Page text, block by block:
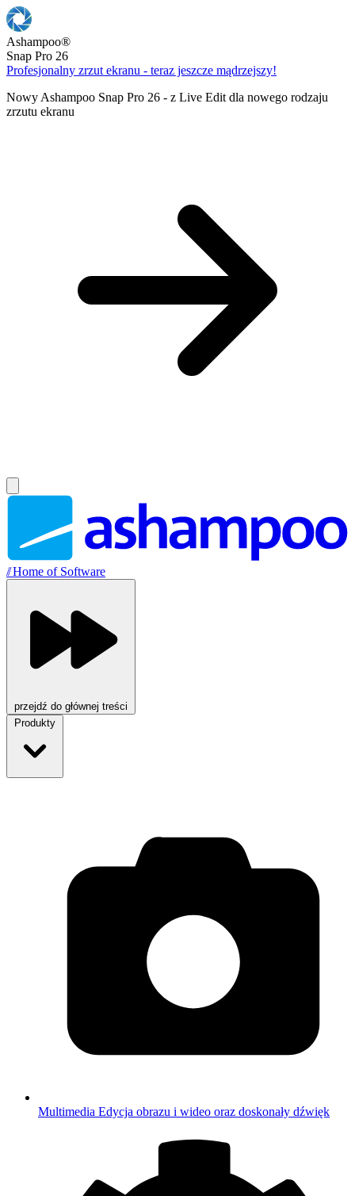
Ashampoo®
Snap Pro 26
Profesjonalny zrzut ekranu - teraz jeszcze mądrzejszy!
Nowy Ashampoo Snap Pro 26 - z Live Edit dla nowego rodzaju
zrzutu ekranu
//Home of Software
przejdź do głównej treści
Produkty
Multimedia Edycja obrazu i wideo oraz doskonały dźwięk